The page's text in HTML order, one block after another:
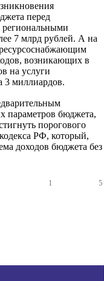
перед
региональными
7 млрд рублей. А на
возникающих в
на услуги
3 миллиардов.
параметров бюджета,
порогового
РФ, который,
доходов бюджета без
1 5